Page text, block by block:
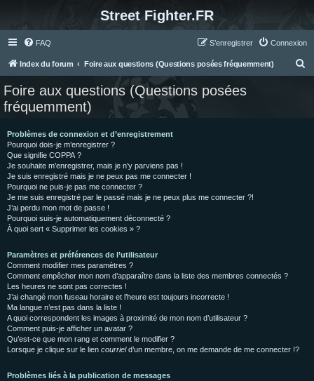
Street Fighter.FR
FAQ Connexion
S’enregistrer
Index du forum Foire aux questions (Questions posées fréquemment)
Foire aux questions (Questions posées
fréquemment)
Problèmes de connexion et d’enregistrement
Pourquoi dois-je m’enregistrer ?
Que signifie COPPA ?
Je souhaite m’enregistrer, mais je n’y parviens pas !
Je suis enregistré mais je ne peux pas me connecter !
Pourquoi ne puis-je pas me connecter ?
Je me suis enregistré par le passé mais je ne peux plus me connecter ?!
J’ai perdu mon mot de passe !
Pourquoi suis-je automatiquement déconnecté ?
À quoi sert « Supprimer les cookies » ?
Paramètres et préférences de l’utilisateur
Comment modifier mes paramètres ?
Comment empêcher mon nom d’apparaître dans la liste des membres connectés ?
Les heures ne sont pas correctes !
J’ai changé mon fuseau horaire et l’heure est toujours incorrecte !
Ma langue n’est pas dans la liste !
A quoi correspondent les images à proximité de mon nom d’utilisateur ?
Comment puis-je afficher un avatar ?
Qu’est-ce que mon rang et comment le modifier ?
Lorsque je clique sur le lien courrield’un membre, on me demande de me connecter !?
Problèmes liés à la publication de messages